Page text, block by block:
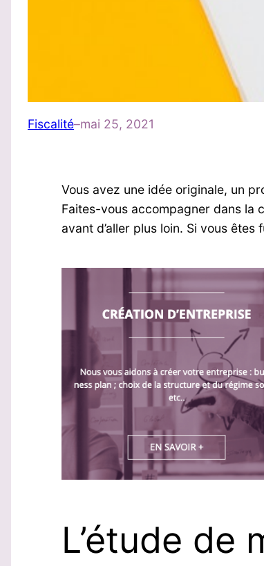
Fiscalité–mai 25, 2021
Vous avez une idée originale, un
Faites-vous accompagner dans la
avant d’aller plus loin. Si vous
L’étude de